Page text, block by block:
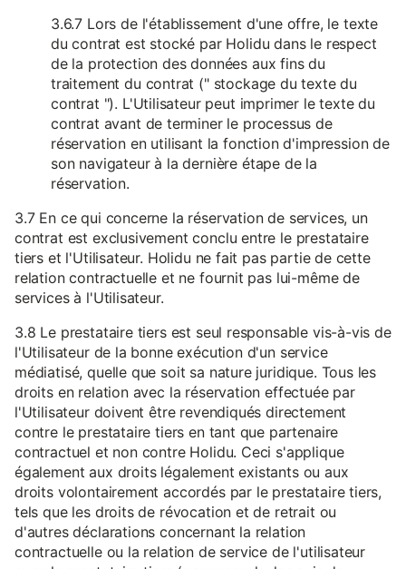
3.6.7 Lors de l'établissement d'une offre, le texte
du contrat est stocké par Holidu dans le respect
de la protection des données aux fins du
traitement du contrat (" stockage du texte du
contrat "). L'Utilisateur peut imprimer le texte du
contrat avant de terminer le processus de
réservation en utilisant la fonction d'impression de
son navigateur à la dernière étape de la
réservation.
3.7 En ce qui concerne la réservation de services, un
contrat est exclusivement conclu entre le prestataire
tiers et l'Utilisateur. Holidu ne fait pas partie de cette
relation contractuelle et ne fournit pas lui-même de
services à l'Utilisateur.
3.8 Le prestataire tiers est seul responsable vis-à-vis de
l'Utilisateur de la bonne exécution d'un service
médiatisé, quelle que soit sa nature juridique. Tous les
droits en relation avec la réservation effectuée par
l'Utilisateur doivent être revendiqués directement
contre le prestataire tiers en tant que partenaire
contractuel et non contre Holidu. Ceci s'applique
également aux droits légalement existants ou aux
droits volontairement accordés par le prestataire tiers,
tels que les droits de révocation et de retrait ou
d'autres déclarations concernant la relation
contractuelle ou la relation de service de l'utilisateur